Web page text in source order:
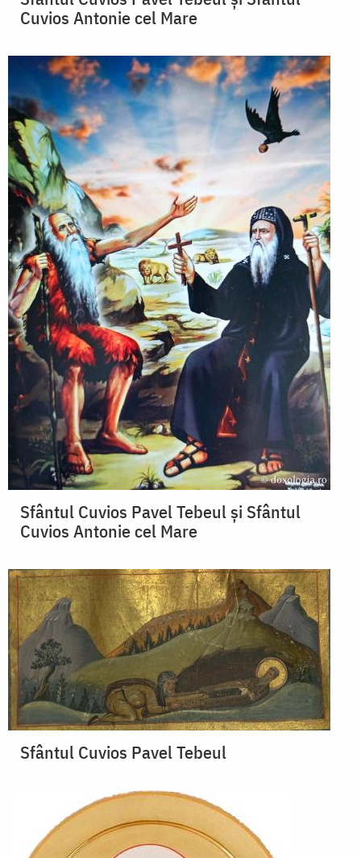
Cuvios Antonie cel Mare
Sfântul Cuvios Pavel Tebeul și Sfântul
Cuvios Antonie cel Mare
Sfântul Cuvios Pavel Tebeul